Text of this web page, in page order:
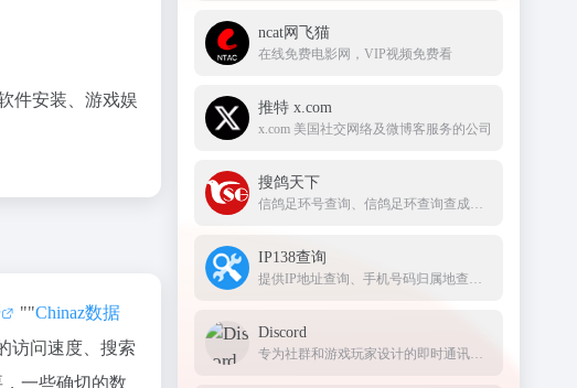
件安装、游戏娱
""Chinaz数据
访问速度、搜索
一些确切的数
ncat网飞猫
在线免费电影网，VIP视频免费看
推特 x.com
x.com 美国社交网络及微博客服务的公司
搜鸽天下
信鸽足环号查询、信鸽足环查询查成绩、查信鸽成绩、足环、天落成绩、脚环！
IP138查询
提供IP地址查询、手机号码归属地查询、邮政编码查询及身份证号码验证等服务
Discord
专为社群和游戏玩家设计的即时通讯应用，提供文字、语音和视频聊天功能